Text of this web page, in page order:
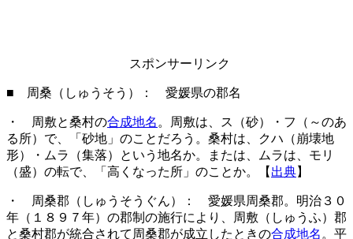
スポンサーリンク
■ 周桑（しゅうそう）： 愛媛県の郡名
・ 周敷と桑村の合成地名 。周敷は、ス（砂）・フ（～のあ
る所）で、「砂地」のことだろう。桑村は、クハ（崩壊地
形）・ムラ（集落）という地名か。または、ムラは、モリ
（盛）の転で、「高くなった所」のことか。【 出典】
・ 周桑郡（しゅうそうぐん）： 愛媛県周桑郡。明治３０
年（１８９７年）の郡制の施行により、周敷（しゅうふ）郡
と桑村郡が統合されて周桑郡が成立したときの合成地名 。平